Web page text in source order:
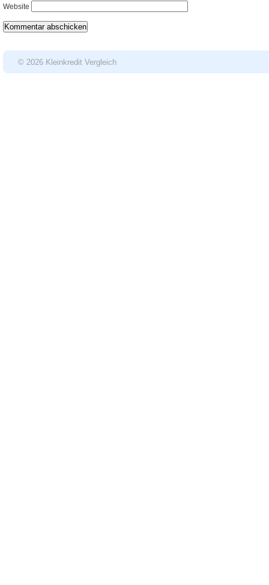
Website
© 2026 Kleinkredit Vergleich